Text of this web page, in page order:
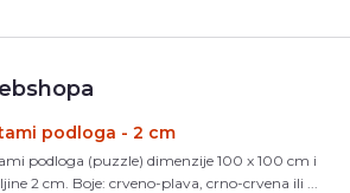
podloga - 2 cm
podloga (puzzle) dimenzije 100 x 100 cm i
2 cm. Boje: crveno-plava, crno-crvena ili ...